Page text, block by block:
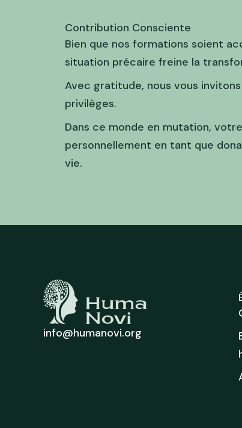
Contribution Consciente
Bien que nos formations soient
situation précaire freine la
Avec gratitude, nous vous
privilèges.
Dans ce monde en mutation,
personnellement en tant que
vie.
info@humanovi.org